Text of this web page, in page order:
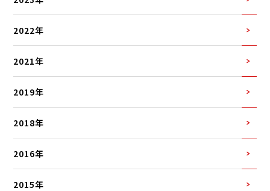
2022年
2021年
2019年
2018年
2016年
2015年